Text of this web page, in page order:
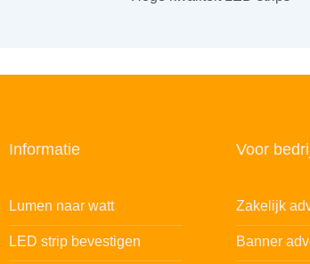
Informatie
Lumen naar watt
LED strip bevestigen
Voor
Zakelijk
Banner